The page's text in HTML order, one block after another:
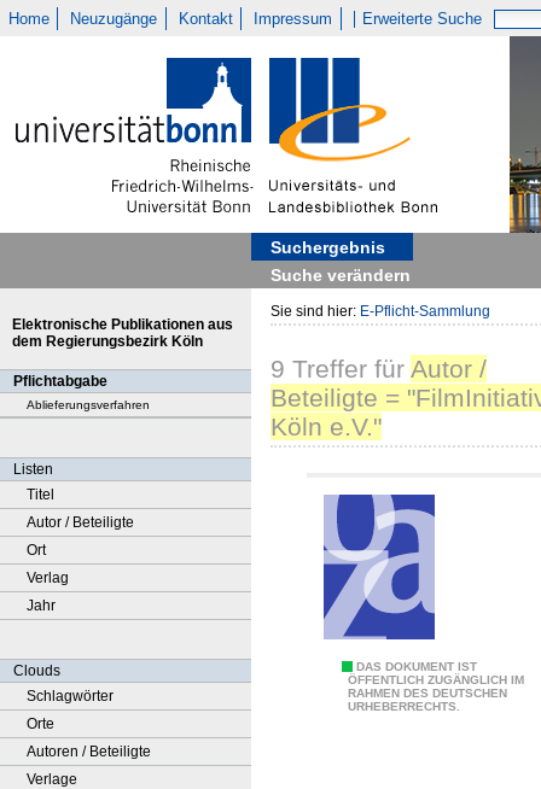
Home Neuzugänge Kontakt Impressum Erweiterte Suche
Suchergebnis
Suche verändern
Elektronische Publikationen aus
dem Regierungsbezirk Köln
Pflichtabgabe
Ablieferungsverfahren
Listen
Titel
Autor / Beteiligte
Ort
Verlag
Jahr
Clouds
Schlagwörter
Orte
Autoren / Beteiligte
Verlage
Sie sind hier: E-Pflicht-Sammlung
9 Treffer für Autor /
Beteiligte =
Köln e.V."
DAS DOKUMENT IST
ÖFFENTLICH ZUGÄNGLICH IM
RAHMEN DES DEUTSCHEN
URHEBERRECHTS.